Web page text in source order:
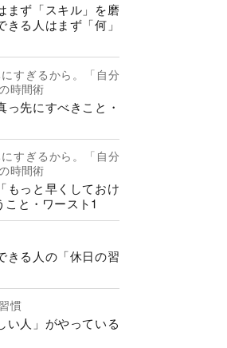
まず「スキル」を磨
きる人はまず「何」
すぎるから。「自分
時間術
っ先にすべきこと・
すぎるから。「自分
時間術
もっと早くしておけ
と・ワースト1
きる人の「休日の習
慣
い人」がやっている